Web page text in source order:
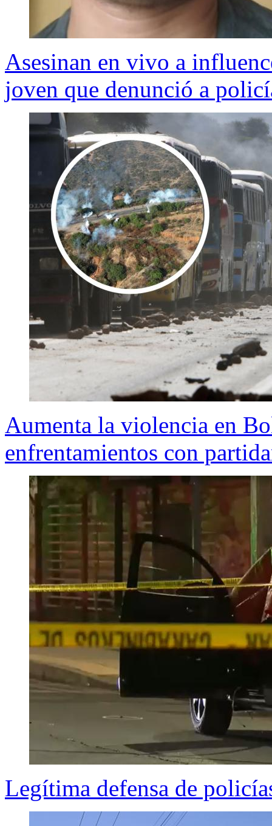
Asesinan en vivo a
joven que denunció a
Aumenta la violencia en
enfrentamientos con
Legítima defensa de